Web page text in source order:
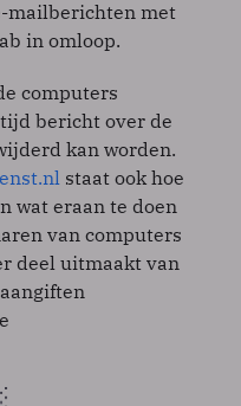
mailberichten met
in omloop.
computers
bericht over de
kan worden.
staat ook hoe
wat eraan te doen
van computers
deel uitmaakt van